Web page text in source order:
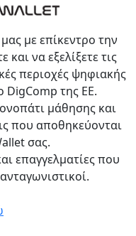
με επίκεντρο την
και να εξελίξετε τις
περιοχές ψηφιακής
DigComp της ΕΕ.
μάθησης και
που αποθηκεύονται
σας.
επαγγελματίες που